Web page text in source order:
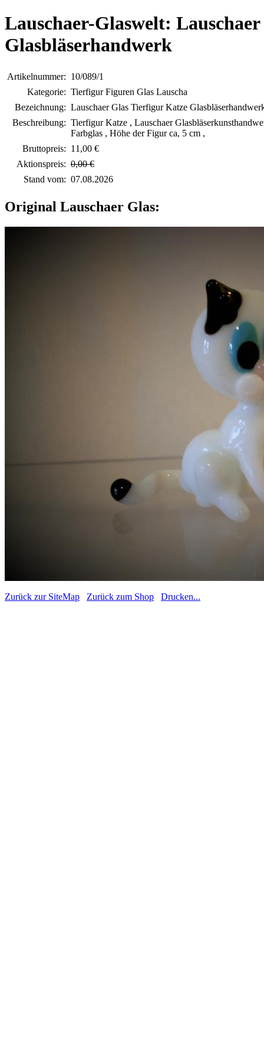
Lauschaer-Glaswelt:
Glasbläserhandwerk
Artikelnummer: 10/089/1
Kategorie: Tierfigur Figuren Glas Lauscha
Bezeichnung: Lauschaer Glas Tierfigur Katze
Beschreibung: Tierfigur Katze , Lauschaer
Farbglas , Höhe der Figur ca, 5 cm ,
Bruttopreis: 11,00 €
Aktionspreis: 0,00 €
Stand vom: 07.08.2026
Original Lauschaer Glas:
Zurück zur SiteMap Zurück zum Shop Drucken...